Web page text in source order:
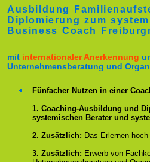
Ausbildung
Diplomierung zum
Business Coach
mit internationaler Anerkennung
Unternehmensberatung und
Fünfacher Nutzen in einer
1. Coaching-Ausbildung und
systemischen Berater und
2. Zusätzlich: Das Erlernen
3. Zusätzlich: Erwerb von